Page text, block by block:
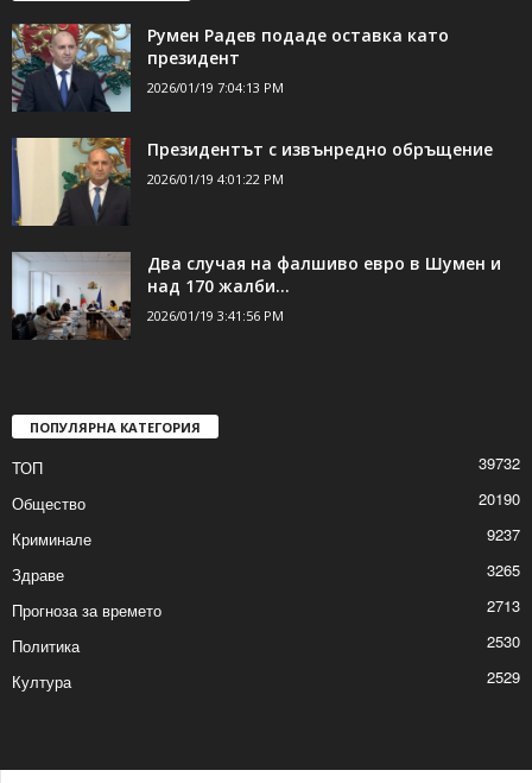
Румен Радев подаде оставка като
президент
2026/01/19 7:04:13 PM
Президентът с извънредно обръщение
2026/01/19 4:01:22 PM
Два случая на фалшиво евро в Шумен и
над 170 жалби...
2026/01/19 3:41:56 PM
ПОПУЛЯРНА КАТЕГОРИЯ
ТОП
39732
Общество
20190
Криминале
9237
Здраве
3265
Прогноза за времето
2713
Политика
2530
Култура
2529